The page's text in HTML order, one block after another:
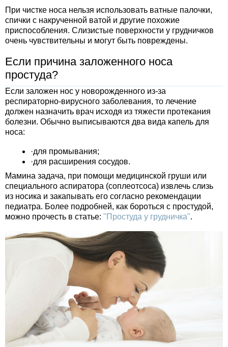
При чистке носа нельзя использовать ватные палочки,
спички с накрученной ватой и другие похожие
приспособления. Слизистые поверхности у грудничков
очень чувствительны и могут быть повреждены.
Если причина заложенного носа
простуда?
Если заложен нос у новорожденного из-за
респираторно-вирусного заболевания, то лечение
должен назначить врач исходя из тяжести протекания
болезни. Обычно выписываются два вида капель для
носа:
·для промывания;
·для расширения сосудов.
Мамина задача, при помощи медицинской груши или
специального аспиратора (соплеотсоса) извлечь слизь
из носика и закапывать его согласно рекомендации
педиатра. Более подробней, как бороться с простудой,
можно прочесть в статье: "Простуда у грудничка".